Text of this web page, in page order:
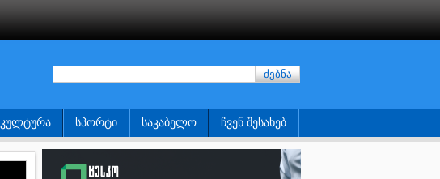
ძებნა
ᲙᲣᲚᲢᲣᲠᲐ ᲡᲞᲝᲠᲢᲘ ᲡᲐᲙᲐᲑᲔᲚᲝ ᲩᲕᲔᲜ ᲨᲔᲡᲐᲮᲔᲑ